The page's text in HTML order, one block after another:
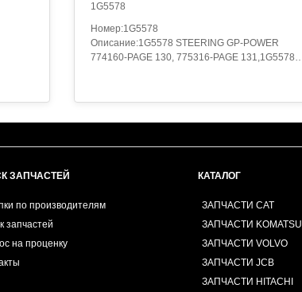
1G5578
Номер:1G5578
Описание:1G5578 STEERING GP-POWER
774160-PAGE 130, 775316-PAGE 131,1G5578
STEERING GP
S/N 6ED363-379
PART OF 7X-9598 GENERAL AR
ЗАПЧАСТЕЙ
по производителям
запчастей
на проценку
КАТАЛОГ
ЗАПЧАСТИ CAT
ЗАПЧАСТИ KOMATSU
ЗАПЧАСТИ VOLVO
ЗАПЧАСТИ JCB
ЗАПЧАСТИ HITACHI